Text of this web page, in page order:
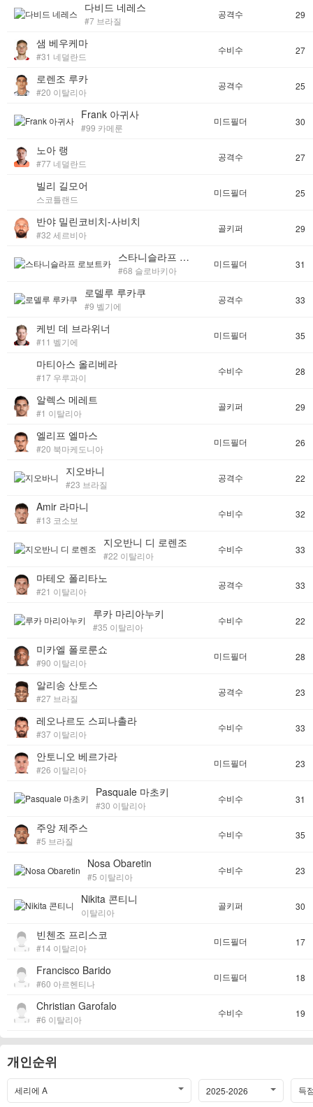
다비드 네레스
#7 브라질
공격수 29
샘 베우케마
#31 네덜란드
수비수 27
로렌조 루카
#20 이탈리아
공격수 25
Frank 아귀사
#99 카메룬
미드필더 30
노아 랭
#77 네덜란드
공격수 27
빌리 길모어
스코틀랜드
미드필더 25
반야 밀린코비치-사비치
#32 세르비아
골키퍼 29
스타니슬라프 로보트카
#68 슬로바키아
미드필더 31
로델루 루카쿠
#9 벨기에
공격수 33
케빈 데 브라위너
#11 벨기에
미드필더 35
마티아스 올리베라
#17 우루과이
수비수 28
알렉스 메레트
#1 이탈리아
골키퍼 29
엘리프 엘마스
#20 북마케도니아
미드필더 26
지오바니
#23 브라질
공격수 22
Amir 라마니
#13 코소보
수비수 32
지오반니 디 로렌조
#22 이탈리아
수비수 33
마테오 폴리타노
#21 이탈리아
공격수 33
루카 마리아누키
#35 이탈리아
수비수 22
미카엘 폴로룬쇼
#90 이탈리아
미드필더 28
알리송 산토스
#27 브라질
공격수 23
레오나르도 스피나촐라
#37 이탈리아
수비수 33
안토니오 베르가라
#26 이탈리아
미드필더 23
Pasquale 마초키
#30 이탈리아
수비수 31
주앙 제주스
#5 브라질
수비수 35
Nosa Obaretin
#5 이탈리아
수비수 23
Nikita 콘티니
이탈리아
골키퍼 30
빈첸조 프리스코
#14 이탈리아
미드필더 17
Francisco Barido
#60 아르헨티나
미드필더 18
Christian Garofalo
#6 이탈리아
수비수 19
개인순위
세리에 A 2025-2026 득